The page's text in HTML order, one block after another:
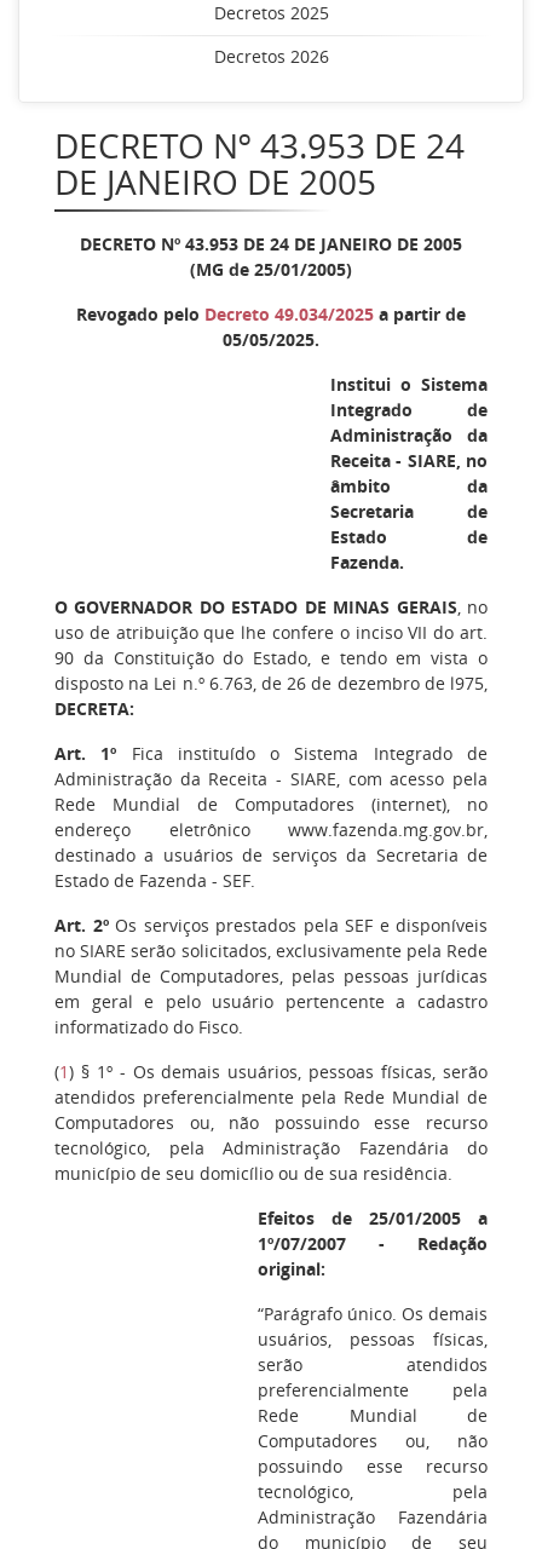
Decretos 2025
Decretos 2026
DECRETO Nº 43.953 DE 24
DE JANEIRO DE 2005
DECRETO Nº 43.953 DE 24 DE JANEIRO DE 2005
(MG de 25/01/2005)
Revogado pelo Decreto 49.034/2025 a partir de
05/05/2025.
Institui o Sistema
Integrado de
Administração da
Receita - SIARE, no
âmbito da
Secretaria de
Estado de
Fazenda.
O GOVERNADOR DO ESTADO DE MINAS GERAIS, no
uso de atribuição que lhe confere o inciso VII do art.
90 da Constituição do Estado, e tendo em vista o
disposto na Lei n.º 6.763, de 26 de dezembro de l975,
DECRETA:
Art. 1º Fica instituído o Sistema Integrado de
Administração da Receita - SIARE, com acesso pela
Rede Mundial de Computadores (internet), no
endereço eletrônico www.fazenda.mg.gov.br,
destinado a usuários de serviços da Secretaria de
Estado de Fazenda - SEF.
Art. 2ºOs serviços prestados pela SEF e disponíveis
no SIARE serão solicitados, exclusivamente pela Rede
Mundial de Computadores, pelas pessoas jurídicas
em geral e pelo usuário pertencente a cadastro
informatizado do Fisco.
(1) § 1º - Os demais usuários, pessoas físicas, serão
atendidos preferencialmente pela Rede Mundial de
Computadores ou, não possuindo esse recurso
tecnológico, pela Administração Fazendária do
município de seu domicílio ou de sua residência.
Efeitos de 25/01/2005 a
1º/07/2007 - Redação
original:
“Parágrafo único. Os demais
usuários, pessoas físicas,
serão atendidos
preferencialmente pela
Rede Mundial de
Computadores ou, não
possuindo esse recurso
tecnológico, pela
Administração Fazendária
do município de seu